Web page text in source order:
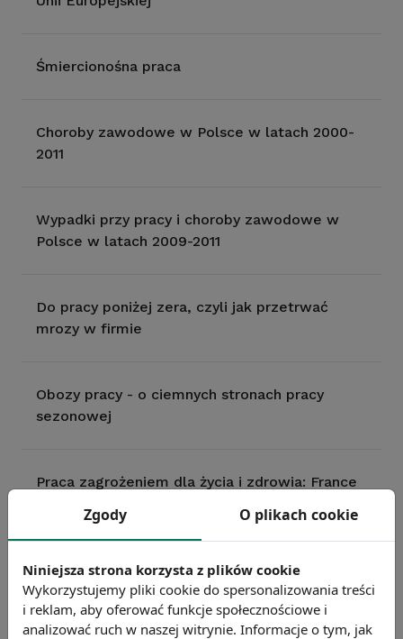
Śmiercionośna praca
Choroby zawodowe w Polsce w latach 2000-
2011
Wypadki przy pracy i choroby zawodowe w
Polsce w latach 2009-2011
Do pracy poniżej zera, czyli jak przetrwać
mrozy w firmie
Obozy pracy - o ciemnych stronach pracy
sezonowej
Praca zagrożeniem dla życia i zdrowia: France
Gorąco za oknem i za biurkiem – praca
podczas upałów
Zgody O plikach cookie
Niniejsza strona korzysta z plików cookie
Wykorzystujemy pliki cookie do spersonalizowania treści
i reklam, aby oferować funkcje społecznościowe i
analizować ruch w naszej witrynie. Informacje o tym, jak